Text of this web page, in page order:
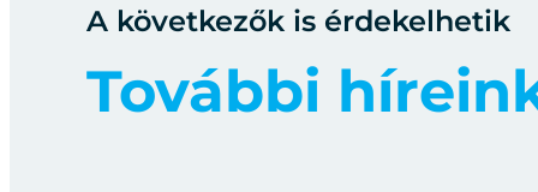
A következők is érdekelhetik
További